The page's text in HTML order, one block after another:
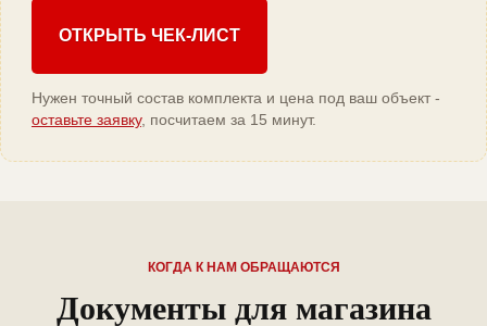
ОТКРЫТЬ ЧЕК-ЛИСТ
Нужен точный состав комплекта и цена под ваш объект -
оставьте заявку, посчитаем за 15 минут.
КОГДА К НАМ ОБРАЩАЮТСЯ
Документы для магазина